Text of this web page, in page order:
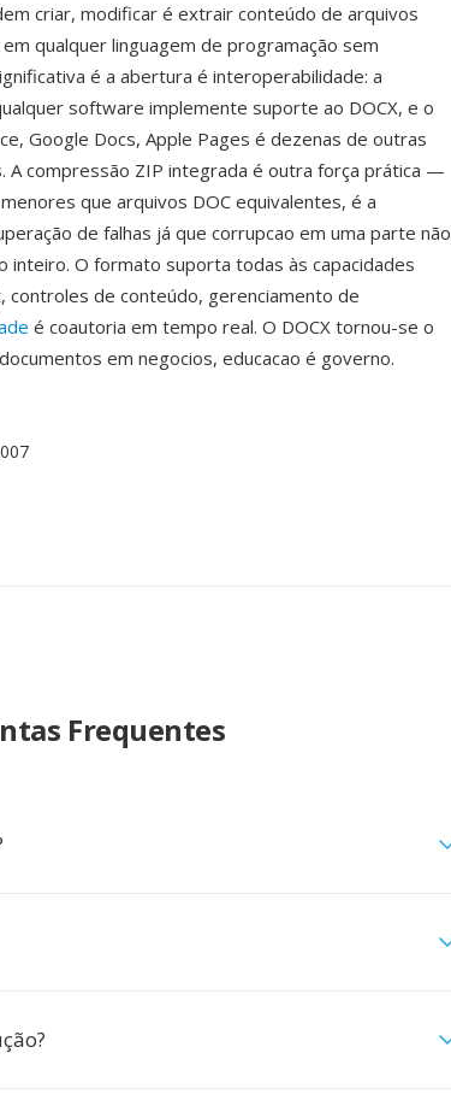
criar, modificar é extrair conteúdo de arquivos
qualquer linguagem de programação sem
é a abertura é interoperabilidade: a
software implemente suporte ao DOCX, e o
Google Docs, Apple Pages é dezenas de outras
A compressão ZIP integrada é outra força prática —
que arquivos DOC equivalentes, é a
de falhas já que corrupcao em uma parte não
O formato suporta todas às capacidades
controles de conteúdo, gerenciamento de
é coautoria em tempo real. O DOCX tornou-se o
em negocios, educacao é governo.
Frequentes